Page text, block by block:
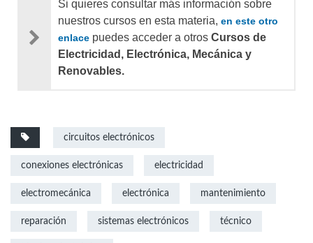
Si quieres consultar más información sobre
nuestros cursos en esta materia, en este otro
enlace puedes acceder a otros Cursos de
Electricidad, Electrónica, Mecánica y
Renovables.
circuitos electrónicos
conexiones electrónicas electricidad
electromecánica electrónica mantenimiento
reparación sistemas electrónicos técnico